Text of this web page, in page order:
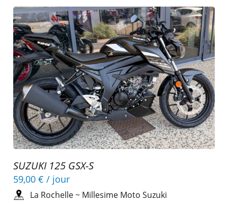
SUZUKI 125 GSX-S
59,00 € / jour
La Rochelle~ Millesime Moto Suzuki